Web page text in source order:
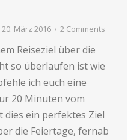
20. März 2016 2 Comments
Reiseziel über die
so überlaufen ist wie
ich euch eine
20 Minuten vom
ein perfektes Ziel
die Feiertage, fernab